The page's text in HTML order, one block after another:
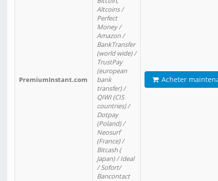
PremiumInstant.com
Altcoins /
Perfect
Money /
Amazon /
BankTransfer
(world wide) /
TrustPay
(european
bank
transfer) /
QIWI (CIS
countries) /
Dotpay
(Poland) /
Neosurf
(France) /
Bitcash (
Japan) / Ideal
/ Sofort/
Bancontact
Acheter